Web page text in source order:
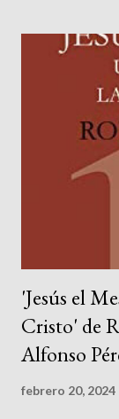
'Jesús el
Cristo' de
Alfonso
febrero 20, 2024